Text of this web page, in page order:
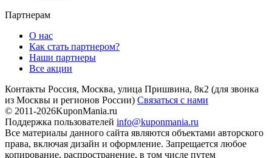
Партнерам
О нас
Как стать партнером?
Наши партнеры
Все акции
Контакты Россия, Москва, улица Пришвина, 8к2 (для звонка
из Москвы и регионов России) Связаться с нами
© 2011-2026KuponMania.ru
Поддержка пользователей info@kuponmania.ru
Все материалы данного сайта являются объектами авторского
права, включая дизайн и оформление. Запрещается любое
копирование, распространение, в том числе путем